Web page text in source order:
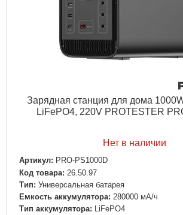
Зарядная станция для дома
LiFePO4, 220V PROTESTER
Нет в наличии
Артикул: PRO-PS1000D
Код товара: 26.50.97
Tип: Универсальная батарея
Емкость аккумулятора: 280000 мА/ч
Тип аккумулятора:
LiFePO4